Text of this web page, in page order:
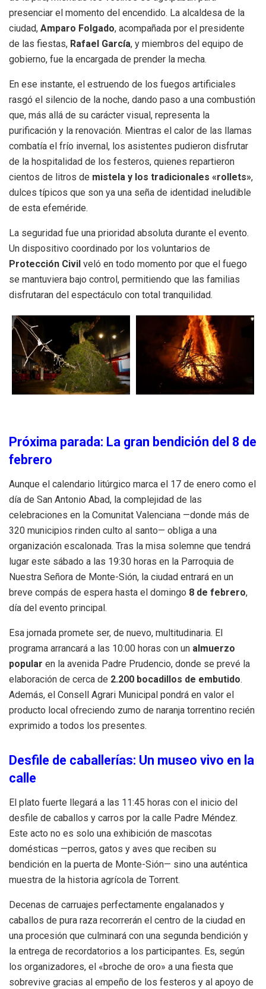
presenciar el momento del encendido. La alcaldesa de la
ciudad, Amparo Folgado, acompañada por el presidente
de las fiestas, Rafael García, y miembros del equipo de
gobierno, fue la encargada de prender la mecha.
En ese instante, el estruendo de los fuegos artificiales
rasgó el silencio de la noche, dando paso a una combustión
que, más allá de su carácter visual, representa la
purificación y la renovación. Mientras el calor de las llamas
combatía el frío invernal, los asistentes pudieron disfrutar
de la hospitalidad de los festeros, quienes repartieron
cientos de litros de mistela y los tradicionales «rollets»,
dulces típicos que son ya una seña de identidad ineludible
de esta efeméride.
La seguridad fue una prioridad absoluta durante el evento.
Un dispositivo coordinado por los voluntarios de
Protección Civil veló en todo momento por que el fuego
se mantuviera bajo control, permitiendo que las familias
disfrutaran del espectáculo con total tranquilidad.
Próxima parada: La gran bendición del 8 de
febrero
Aunque el calendario litúrgico marca el 17 de enero como el
día de San Antonio Abad, la complejidad de las
celebraciones en la Comunitat Valenciana —donde más de
320 municipios rinden culto al santo— obliga a una
organización escalonada. Tras la misa solemne que tendrá
lugar este sábado a las 19:30 horas en la Parroquia de
Nuestra Señora de Monte-Sión, la ciudad entrará en un
breve compás de espera hasta el domingo 8 de febrero,
día del evento principal.
Esa jornada promete ser, de nuevo, multitudinaria. El
programa arrancará a las 10:00 horas con un almuerzo
popular en la avenida Padre Prudencio, donde se prevé la
elaboración de cerca de 2.200 bocadillos de embutido.
Además, el Consell Agrari Municipal pondrá en valor el
producto local ofreciendo zumo de naranja torrentino recién
exprimido a todos los presentes.
Desfile de caballerías: Un museo vivo en la
calle
El plato fuerte llegará a las 11:45 horas con el inicio del
desfile de caballos y carros por la calle Padre Méndez.
Este acto no es solo una exhibición de mascotas
domésticas —perros, gatos y aves que reciben su
bendición en la puerta de Monte-Sión— sino una auténtica
muestra de la historia agrícola de Torrent.
Decenas de carruajes perfectamente engalanados y
caballos de pura raza recorrerán el centro de la ciudad en
una procesión que culminará con una segunda bendición y
la entrega de recordatorios a los participantes. Es, según
los organizadores, el «broche de oro» a una fiesta que
sobrevive gracias al empeño de los festeros y al apoyo de